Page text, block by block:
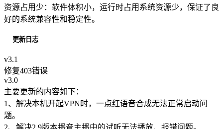
资源占用少：软件体积小，运行时占用系统资源少，保证了良
好的系统兼容性和稳定性。
更新日志
v3.1
修复403错误
v3.0
主要更新的内容如下：
1、解决本机开起VPN时，一点红语音合成无法正常启动问
题。
2、解决2.9版本播音主播中的试听无法播放、报错问题。